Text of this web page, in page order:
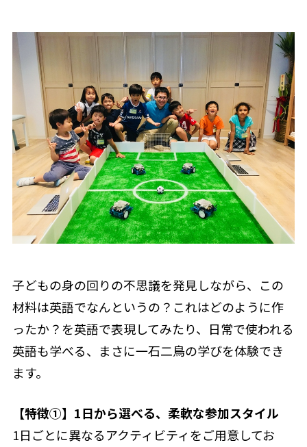
子どもの身の回りの不思議を発見しながら、この
材料は英語でなんというの？これはどのように作
ったか？を英語で表現してみたり、日常で使われる
英語も学べる、まさに一石二鳥の学びを体験でき
ます。
【特徴①】1日から選べる、柔軟な参加スタイル
1日ごとに異なるアクティビティをご用意してお